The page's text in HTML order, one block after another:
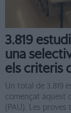
3.819
una
els criteris
Un total de 3.819
començat aquest
(PAU). Les proves